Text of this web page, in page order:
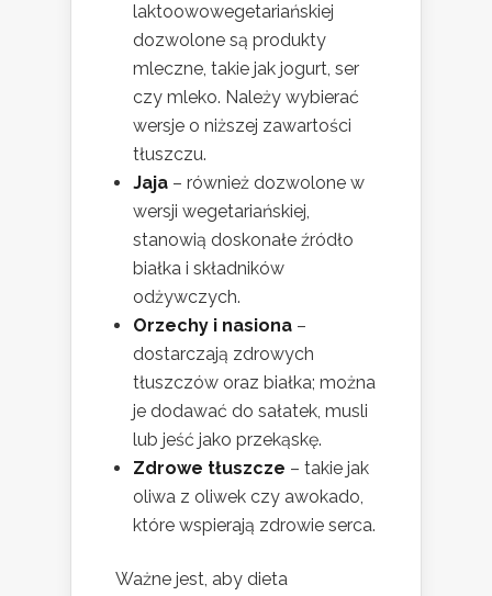
laktoowowegetariańskiej
dozwolone są produkty
mleczne, takie jak jogurt, ser
czy mleko. Należy wybierać
wersje o niższej zawartości
tłuszczu.
Jaja – również dozwolone w
wersji wegetariańskiej,
stanowią doskonałe źródło
białka i składników
odżywczych.
Orzechy i nasiona –
dostarczają zdrowych
tłuszczów oraz białka; można
je dodawać do sałatek, musli
lub jeść jako przekąskę.
Zdrowe tłuszcze – takie jak
oliwa z oliwek czy awokado,
które wspierają zdrowie serca.
Ważne jest, aby dieta